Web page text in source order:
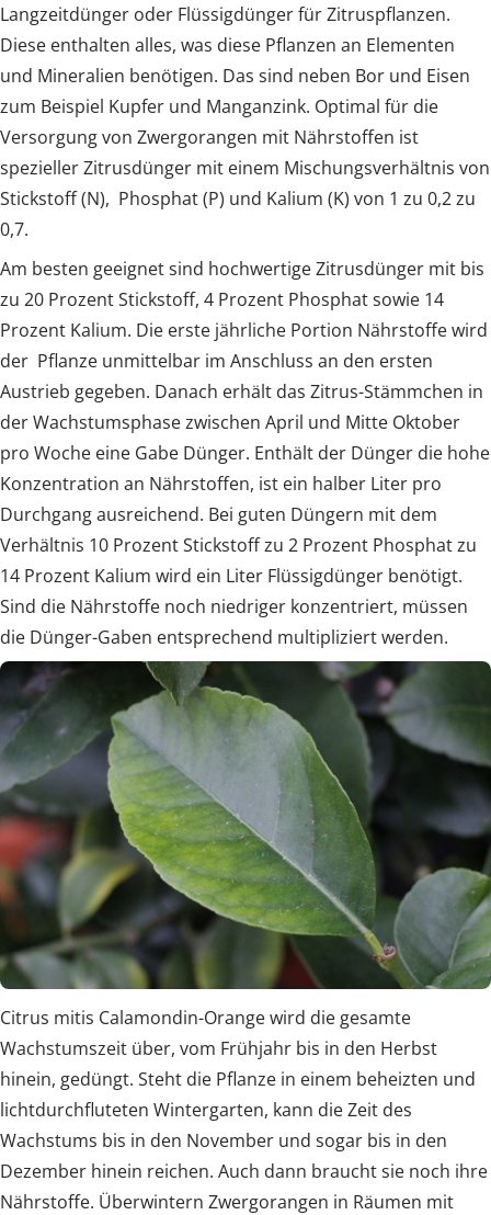
Langzeitdünger oder Flüssigdünger für Zitruspflanzen.
Diese enthalten alles, was diese Pflanzen an Elementen
und Mineralien benötigen. Das sind neben Bor und Eisen
zum Beispiel Kupfer und Manganzink. Optimal für die
Versorgung von Zwergorangen mit Nährstoffen ist
spezieller Zitrusdünger mit einem Mischungsverhältnis von
Stickstoff (N), Phosphat (P) und Kalium (K) von 1 zu 0,2 zu
0,7.
Am besten geeignet sind hochwertige Zitrusdünger mit bis
zu 20 Prozent Stickstoff, 4 Prozent Phosphat sowie 14
Prozent Kalium. Die erste jährliche Portion Nährstoffe wird
der Pflanze unmittelbar im Anschluss an den ersten
Austrieb gegeben. Danach erhält das Zitrus-Stämmchen in
der Wachstumsphase zwischen April und Mitte Oktober
pro Woche eine Gabe Dünger. Enthält der Dünger die hohe
Konzentration an Nährstoffen, ist ein halber Liter pro
Durchgang ausreichend. Bei guten Düngern mit dem
Verhältnis 10 Prozent Stickstoff zu 2 Prozent Phosphat zu
14 Prozent Kalium wird ein Liter Flüssigdünger benötigt.
Sind die Nährstoffe noch niedriger konzentriert, müssen
die Dünger-Gaben entsprechend multipliziert werden.
Citrus mitis Calamondin-Orange wird die gesamte
Wachstumszeit über, vom Frühjahr bis in den Herbst
hinein, gedüngt. Steht die Pflanze in einem beheizten und
lichtdurchfluteten Wintergarten, kann die Zeit des
Wachstums bis in den November und sogar bis in den
Dezember hinein reichen. Auch dann braucht sie noch ihre
Nährstoffe. Überwintern Zwergorangen in Räumen mit